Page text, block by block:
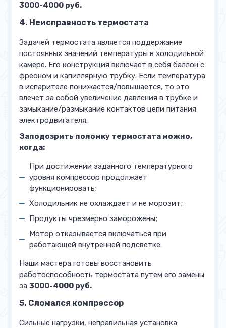
3000-4000 руб.
4. Неисправность термостата
Задачей термостата является поддержание
постоянных значений температуры в холодильной
камере. Его конструкция включает в себя баллон с
фреоном и капиллярную трубку. Если температура
в испарителе понижается/повышается, то это
влечет за собой увеличение давления в трубке и
замыкание/размыкание контактов цепи питания
электродвигателя.
Заподозрить поломку термостата можно,
когда:
При достижении заданного температурного
уровня компрессор продолжает
функционировать;
Холодильник не охлаждает и не морозит;
Продукты чрезмерно заморожены;
Мотор отказывается включаться при
работающей внутренней подсветке.
Наши мастера готовы восстановить
работоспособность термостата путем его замены
за 3000-4000 руб.
5. Сломался компрессор
Сильные нагрузки, неправильная установка